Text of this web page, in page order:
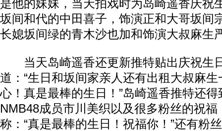
是他的妹妹，当天拍戏时为岛崎遥香庆祝
坂间和代的中田喜子，饰演正和大哥坂间
长媳坂间绿的青木沙也加和饰演大叔麻生
当天岛崎遥香还更新推特贴出庆祝生
道：“生日和坂间家亲人还有出租大叔麻
心！真是最棒的生日！”岛崎遥香推特还
NMB48成员市川美织以及很多粉丝的祝福
称：“真是最棒的生日！祝福你！”还有粉